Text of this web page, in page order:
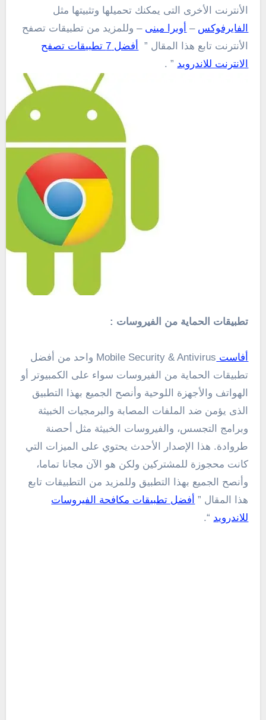
الأنترنت الأخرى التى يمكنك تحميلها وتثبيتها مثل
الفايرفوكس – أوبرا مينى – وللمزيد من تطبيقات تصفح
الأنترنت تابع هذا المقال ”
أفضل 7 تطبيقات تصفح
الانترنت للاندرويد ” .
تطبيقات الحماية من الفيروسات :
أفاست
Mobile Security & Antivirus واحد من أفضل
تطبيقات الحماية من الفيروسات سواء على الكمبيوتر أو
الهواتف والأجهزة اللوحية وأنصح الجميع بهذا التطبيق
الذى يؤمن ضد الملفات المصابة والبرمجيات الخبيثة
وبرامج التجسس، والفيروسات الخبيثة مثل أحصنة
طروادة. هذا الإصدار الأحدث يحتوي على الميزات التي
كانت محجوزة للمشتركين ولكن هو الآن مجانا تماما،
وأنصح الجميع بهذا التطبيق وللمزيد من التطبيقات تابع
هذا المقال ” أفضل تطبيقات مكافحة الفيروسات
للاندرويد “.